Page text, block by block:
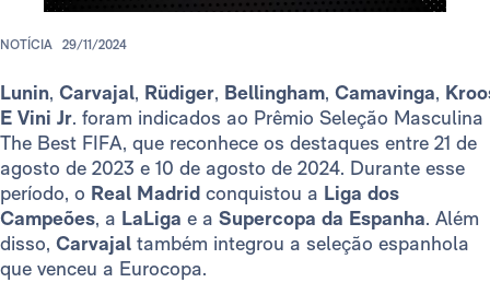
NOTÍCIA 29/11/2024
Lunin, Carvajal, Rüdiger, Bellingham, Camavinga,
E Vini Jr. foram indicados ao Prêmio Seleção Masculina
The Best FIFA, que reconhece os destaques entre 21 de
agosto de 2023 e 10 de agosto de 2024. Durante esse
período, o Real Madrid conquistou a Liga dos
Campeões, a LaLiga e a Supercopa da Espanha. Além
disso, Carvajal também integrou a seleção espanhola
que venceu a Eurocopa.